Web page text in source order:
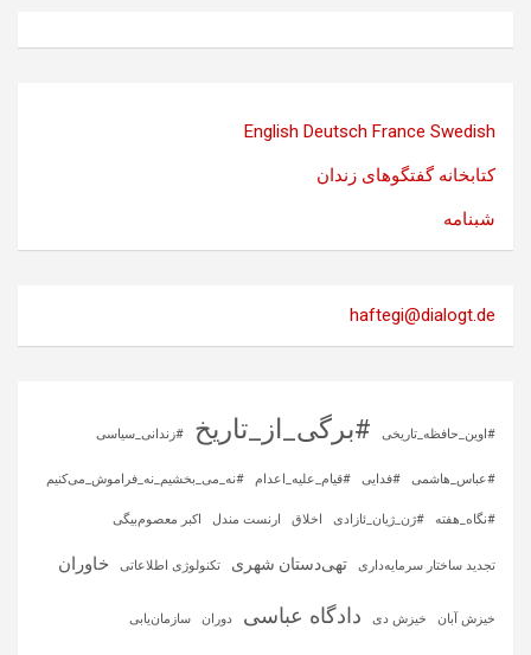
English Deutsch France Swedish
کتابخانه گفتگوهای زندان
شبنامه
haftegi@dialogt.de
#اوین_حافظه_تاریخی #برگی_از_تاریخ #زندانی_سیاسی
#عباس_هاشمی #فدایی #قیام_علیه_اعدام #نه_می_بخشیم_نه_فراموش_می‌کنیم
#نگاه_هفته #ژن_ژیان_ئازادی اخلاق ارنست مندل اکبر معصوم‌بیگی
تجدید ساختار سرمایه‌داری تهی‌دستان شهری تکنولوژی اطلاعاتی خاوران
خیزش آبان خیزش دی دادگاه عباسی دوران سازمان‌یابی